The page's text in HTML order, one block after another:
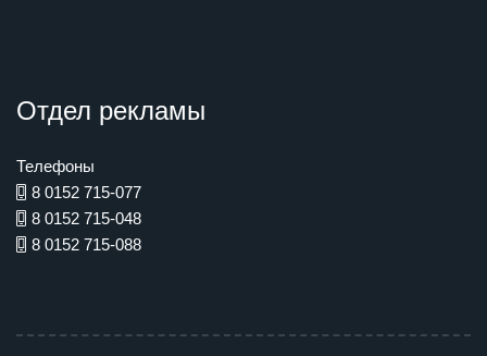
Отдел рекламы
Телефоны
8 0152 715-077
8 0152 715-048
8 0152 715-088